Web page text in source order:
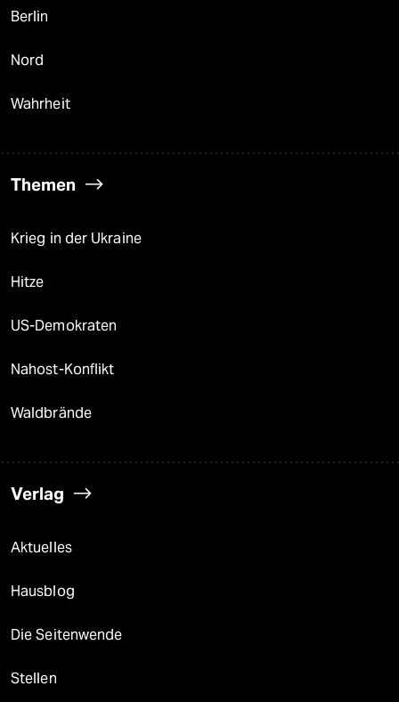
Berlin
Nord
Wahrheit
Themen
Krieg in der Ukraine
Hitze
US-Demokraten
Nahost-Konflikt
Waldbrände
Verlag
Aktuelles
Hausblog
Die Seitenwende
Stellen